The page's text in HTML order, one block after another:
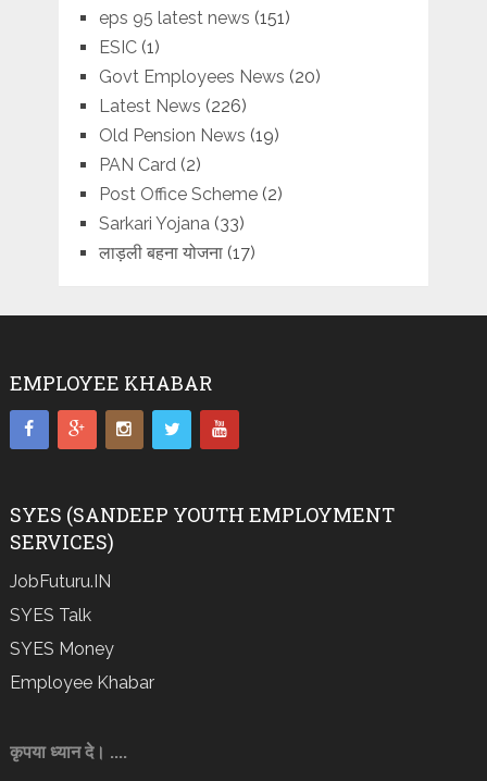
eps 95 latest news (151)
ESIC(1)
Govt Employees News (20)
Latest News (226)
Old Pension News (19)
PAN Card(2)
Post Office Scheme(2)
Sarkari Yojana(33)
लाड़ली बहना योजना(17)
EMPLOYEE KHABAR
SYES (SANDEEP YOUTH EMPLOYMENT
SERVICES)
JobFuturu.IN
SYES Talk
SYES Money
Employee Khabar
कृपया ध्यान दे। ....